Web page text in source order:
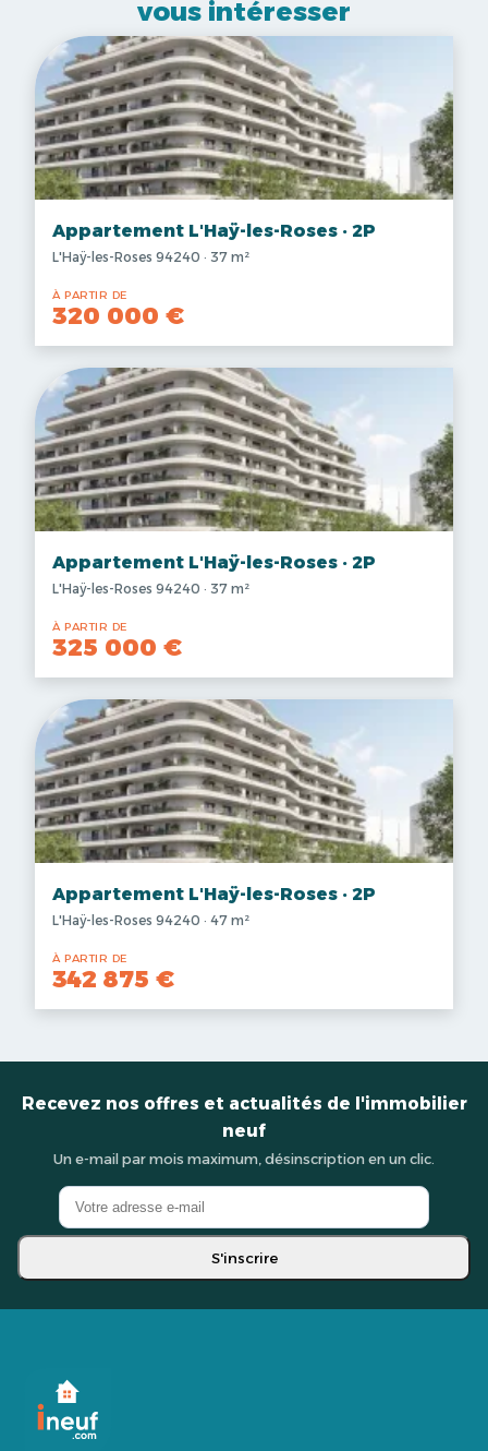
vous intéresser
Appartement L'Haÿ-les-Roses · 2P
L'Haÿ-les-Roses 94240 · 37 m²
À PARTIR DE
320 000 €
Appartement L'Haÿ-les-Roses · 2P
L'Haÿ-les-Roses 94240 · 37 m²
À PARTIR DE
325 000 €
Appartement L'Haÿ-les-Roses · 2P
L'Haÿ-les-Roses 94240 · 47 m²
À PARTIR DE
342 875 €
Recevez nos offres et actualités de l'immobilier
neuf
Un e-mail par mois maximum, désinscription en un clic.
S'inscrire